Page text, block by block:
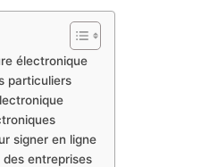
électronique
particuliers
signer en ligne
des entreprises